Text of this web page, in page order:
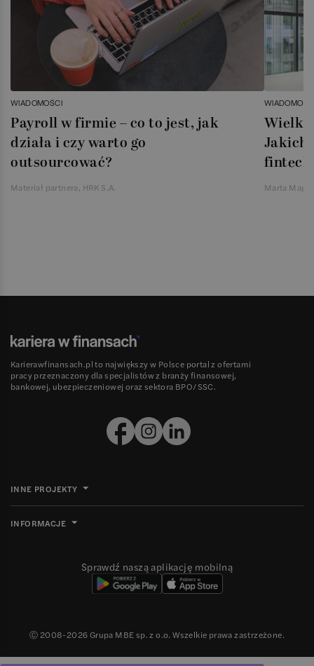
WIADOMOŚCI
Payroll w firmie – co to jest, jak
działa i czy warto go
outsourcować?
Materiał partnera, HRK S.A.
Jakich
Marta
Karierawfinansach.pl to największy w Polsce portal z ofertami
pracy przeznaczony dla specjalistów z branży finansowej,
bankowej, ubezpieczeniowej oraz sektora BPO/SSC.
INNE PROJEKTY
INFORMACJE
Sprawdź naszą aplikację mobilną
Ⓒ 2008-2026Grupa MBE sp. z o.o. Wszelkie prawa zastrzeżone.